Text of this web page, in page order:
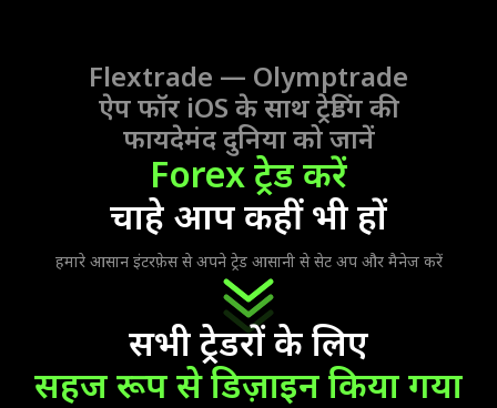
Flextrade — Olymptrade
ऐप फॉर iOS के साथ ट्रेडिंग की
फायदेमंद दुनिया को जानें
Forex ट्रेड करें
चाहे आप कहीं भी हों
हमारे आसान इंटरफ़ेस से अपने ट्रेड आसानी से सेट अप और मैनेज करें
सभी ट्रेडरों के लिए
सहज रूप से डिज़ाइन किया गया